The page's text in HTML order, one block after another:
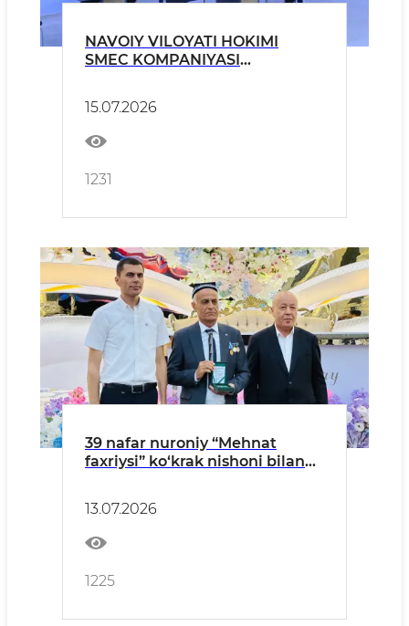
NAVOIY VILOYATI HOKIMI
SMEC KOMPANIYASI
15.07.2026
1231
39 nafar nuroniy “Mehnat
faxriysi” ko‘krak nishoni bilan
13.07.2026
1225